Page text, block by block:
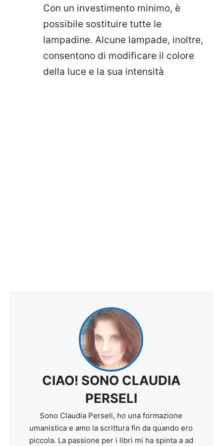
Con un investimento minimo, è
possibile sostituire tutte le
lampadine. Alcune lampade, inoltre,
consentono di modificare il colore
della luce e la sua intensità
CIAO! SONO CLAUDIA
PERSELI
Sono Claudia Perseli, ho una formazione
umanistica e amo la scrittura fin da quando ero
piccola. La passione per i libri mi ha spinta a ad